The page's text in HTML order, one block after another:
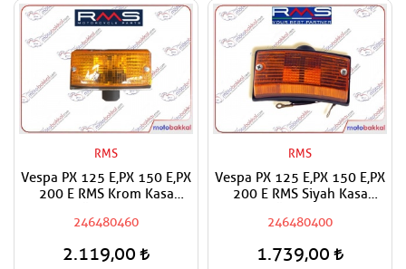
RMS
Vespa PX 125 E,PX 150 E,PX
200 E RMS Krom Kasa
Adet Fiyat
246480460
2.119,00
RMS
Vespa PX 125 E,PX 150 E,PX
200 E RMS Siyah Kasa
Adet Fiyat
246480400
1.739,00